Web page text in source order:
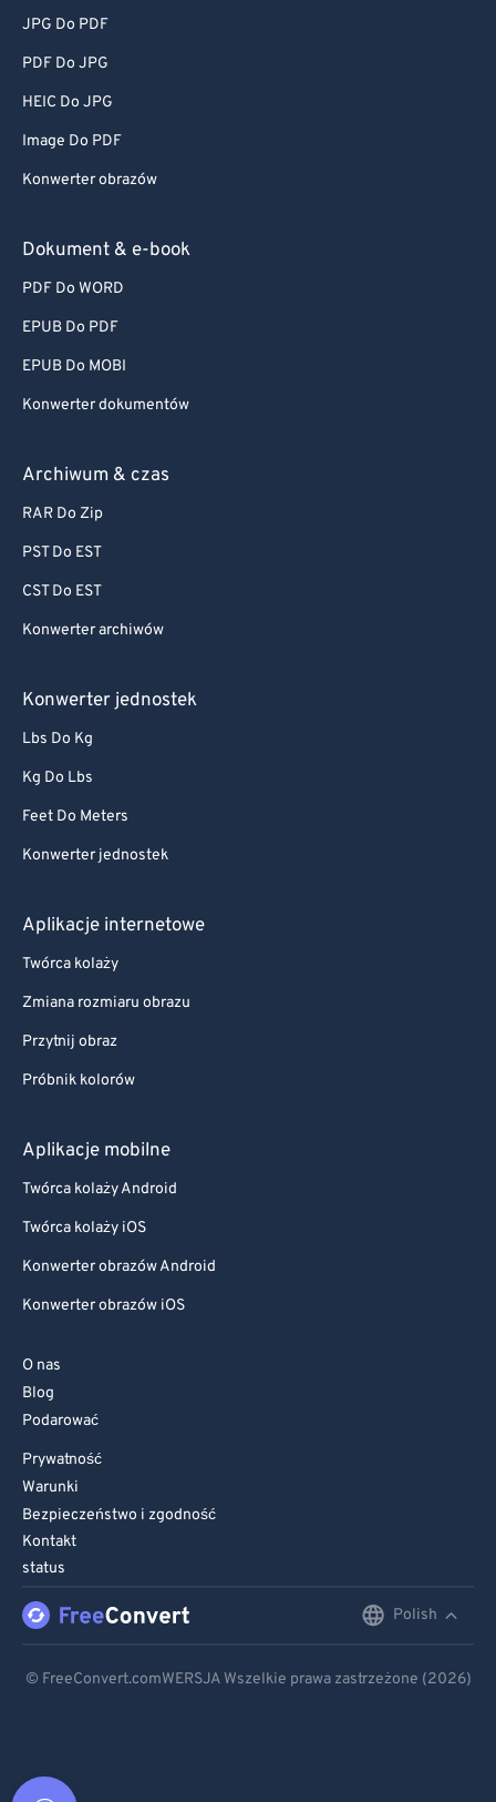
JPG Do PDF
PDF Do JPG
HEIC Do JPG
Image Do PDF
Konwerter obrazów
Dokument & e-book
PDF Do WORD
EPUB Do PDF
EPUB Do MOBI
Konwerter dokumentów
Archiwum & czas
RAR Do Zip
PST Do EST
CST Do EST
Konwerter archiwów
Konwerter jednostek
Lbs Do Kg
Kg Do Lbs
Feet Do Meters
Konwerter jednostek
Aplikacje internetowe
Twórca kolaży
Zmiana rozmiaru obrazu
Przytnij obraz
Próbnik kolorów
Aplikacje mobilne
Twórca kolaży Android
Twórca kolaży iOS
Konwerter obrazów Android
Konwerter obrazów iOS
O nas
Blog
Podarować
Prywatność
Warunki
Bezpieczeństwo i zgodność
Kontakt
status
Polish
© FreeConvert.comWERSJA Wszelkie prawa zastrzeżone (2026)